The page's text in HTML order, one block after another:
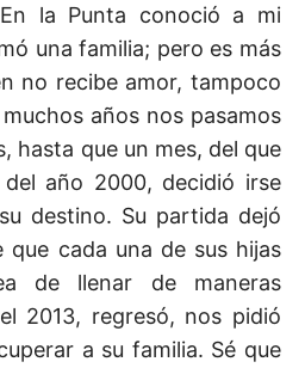
la Punta conoció a mi
una familia; pero es más
no recibe amor, tampoco
años nos pasamos
hasta que un mes, del que
año 2000, decidió irse
destino. Su partida dejó
cada una de sus hijas
de llenar de maneras
2013, regresó, nos pidió
a su familia. Sé que